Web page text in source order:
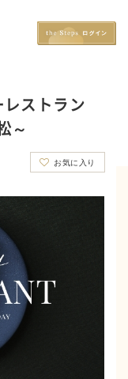
レストラン
～
お気に入り